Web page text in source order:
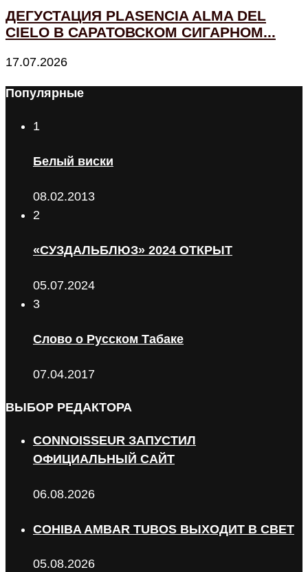
ДЕГУСТАЦИЯ PLASENCIA ALMA DEL
CIELO В САРАТОВСКОМ СИГАРНОМ...
17.07.2026
Популярные
1
Белый виски
08.02.2013
2
«СУЗДАЛЬБЛЮЗ» 2024 ОТКРЫТ
05.07.2024
3
Слово о Русском Табаке
07.04.2017
ВЫБОР РЕДАКТОРА
CONNOISSEUR ЗАПУСТИЛ
ОФИЦИАЛЬНЫЙ САЙТ
06.08.2026
COHIBA AMBAR TUBOS ВЫХОДИТ В СВЕТ
05.08.2026